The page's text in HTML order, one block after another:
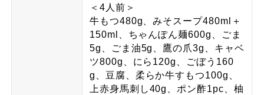
＜4人前＞
牛もつ480g、みそスープ480ml＋
150ml、ちゃんぽん麺600g、ごま
5g、ごま油5g、鷹の爪3g、キャベ
ツ800g、にら120g、ごぼう160
g、豆腐、柔らか牛すもつ100g、
上赤身馬刺し40g、ポン酢1pc、柚